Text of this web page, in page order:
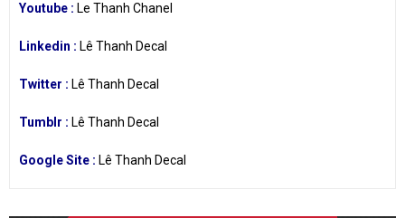
Youtube : Le Thanh Chanel
Linkedin : Lê Thanh Decal
Twitter : Lê Thanh Decal
Tumblr : Lê Thanh Decal
Google Site : Lê Thanh Decal